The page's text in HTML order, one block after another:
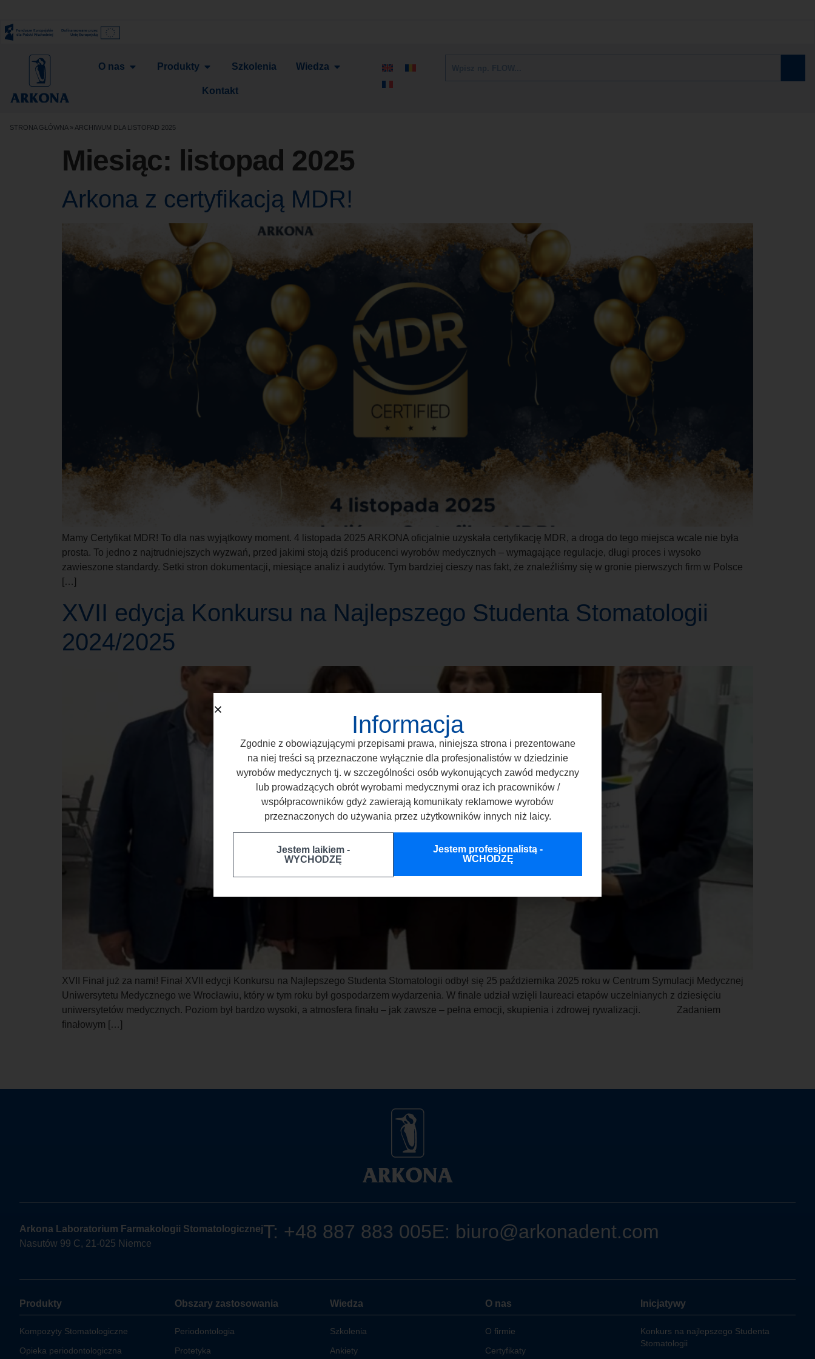
O nas Produkty Szkolenia Wiedza
Kontakt
STRONA GŁÓWNA» ARCHIWUM DLA LISTOPAD 2025
Miesiąc: listopad 2025
Arkona z certyfikacją MDR!
Mamy Certyfikat MDR! To dla nas wyjątkowy moment. 4 listopada 2025 ARKONA oficjalnie uzyskała certyfikację MDR, a droga do tego miejsca wcale nie była
prosta. To jedno z najtrudniejszych wyzwań, przed jakimi stoją dziś producenci wyrobów medycznych – wymagające regulacje, długi proces i wysoko
zawieszone standardy. Setki stron dokumentacji, miesiące analiz i audytów. Tym bardziej cieszy nas fakt, że znaleźliśmy się w gronie pierwszych firm w Polsce
[…]
XVII edycja Konkursu na Najlepszego Studenta Stomatologii
2024/2025
XVII Finał już za nami! Finał XVII edycji Konkursu na Najlepszego Studenta Stomatologii odbył się 25 października 2025 roku w Centrum Symulacji Medycznej
Uniwersytetu Medycznego we Wrocławiu, który w tym roku był gospodarzem wydarzenia. W finale udział wzięli laureaci etapów uczelnianych z dziesięciu
uniwersytetów medycznych. Poziom był bardzo wysoki, a atmosfera finału – jak zawsze – pełna emocji, skupienia i zdrowej rywalizacji. Zadaniem
finałowym […]
Arkona Laboratorium Farmakologii Stomatologicznej
Nasutów 99 C, 21-025 Niemce
T: +48 887 883 005E: biuro@arkonadent.com
Produkty
Kompozyty Stomatologiczne
Opieka periodontologiczna
Obszary zastosowania
Periodontologia
Protetyka
Wiedza
Szkolenia
Ankiety
O nas
O firmie
Certyfikaty
Inicjatywy
Konkurs na najlepszego Studenta
Stomatologii
Informacja
Zgodnie z obowiązującymi przepisami prawa, niniejsza strona i prezentowane
na niej treści są przeznaczone wyłącznie dla profesjonalistów w dziedzinie
wyrobów medycznych tj. w szczególności osób wykonujących zawód medyczny
lub prowadzących obrót wyrobami medycznymi oraz ich pracowników /
współpracowników gdyż zawierają komunikaty reklamowe wyrobów
przeznaczonych do używania przez użytkowników innych niż laicy.
Jestem laikiem -
WYCHODZĘ
Jestem profesjonalistą -
WCHODZĘ